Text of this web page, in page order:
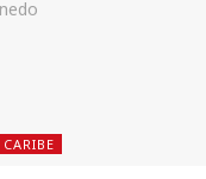
CARIBE